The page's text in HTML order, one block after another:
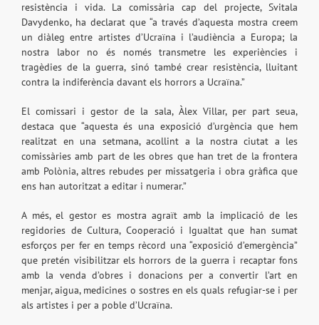
resistència i vida. La comissària cap del projecte, Svitala
Davydenko, ha declarat que “a través d’aquesta mostra creem
un diàleg entre artistes d’Ucraïna i l’audiència a Europa; la
nostra labor no és només transmetre les experiències i
tragèdies de la guerra, sinó també crear resistència, lluitant
contra la indiferència davant els horrors a Ucraïna.”
El comissari i gestor de la sala, Àlex Villar, per part seua,
destaca que “aquesta és una exposició d’urgència que hem
realitzat en una setmana, acollint a la nostra ciutat a les
comissàries amb part de les obres que han tret de la frontera
amb Polònia, altres rebudes per missatgeria i obra gràfica que
ens han autoritzat a editar i numerar.”
A més, el gestor es mostra agraït amb la implicació de les
regidories de Cultura, Cooperació i Igualtat que han sumat
esforços per fer en temps rècord una “exposició d’emergència”
que pretén visibilitzar els horrors de la guerra i recaptar fons
amb la venda d’obres i donacions per a convertir l’art en
menjar, aigua, medicines o sostres en els quals refugiar-se i per
als artistes i per a poble d’Ucraïna.